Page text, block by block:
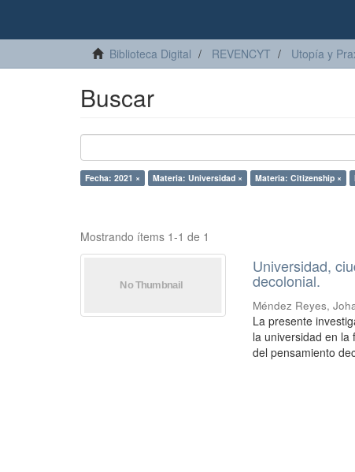
Biblioteca Digital REVENCYT Utopía y
Buscar
Fecha: 2021 × Materia: Universidad × Materia: Citizenship ×
Mostrando ítems 1-1 de 1
Universidad,
decolonial.
Méndez Reyes,
La presente
la universidad en
del pensamiento